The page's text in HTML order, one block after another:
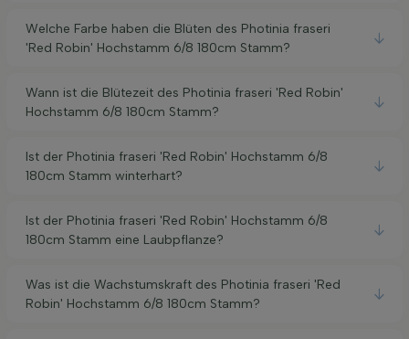
Welche Farbe haben die Blüten des Photinia fraseri
'Red Robin' Hochstamm 6/8 180cm Stamm?
Wann ist die Blütezeit des Photinia fraseri 'Red Robin'
Hochstamm 6/8 180cm Stamm?
Ist der Photinia fraseri 'Red Robin' Hochstamm 6/8
180cm Stamm winterhart?
Ist der Photinia fraseri 'Red Robin' Hochstamm 6/8
180cm Stamm eine Laubpflanze?
Was ist die Wachstumskraft des Photinia fraseri 'Red
Robin' Hochstamm 6/8 180cm Stamm?